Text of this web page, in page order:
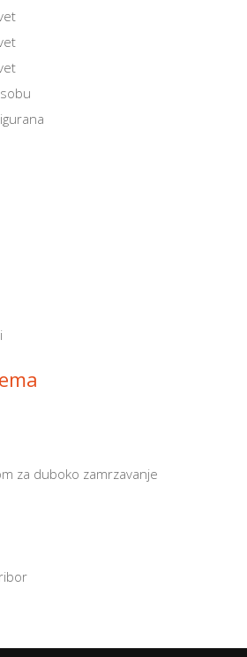
za duboko zamrzavanje